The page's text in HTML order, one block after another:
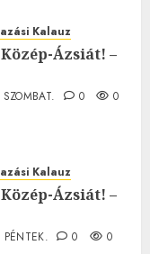
Kalauz
Ázsiát! –
0 0
Kalauz
Ázsiát! –
0 0